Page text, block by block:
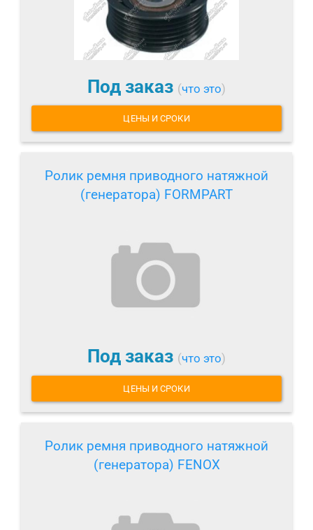
Под заказ (что это)
ЦЕНЫ И СРОКИ
Ролик ремня приводного натяжной
(генератора) FORMPART
Под заказ (что это)
ЦЕНЫ И СРОКИ
Ролик ремня приводного натяжной
(генератора) FENOX